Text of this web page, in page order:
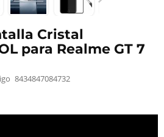
Cristal
para Realme GT 7
8434847084732